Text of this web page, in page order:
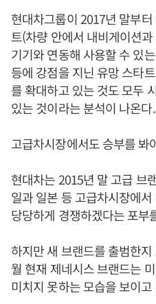
현대차그룹이 2017년 말부
트(차량 안에서 내비게이션
기기와 연동해 사용할 수 있
등에 강점을 지닌 유망 스타
를 확대하고 있는 것도 모두
있는 것이라는 분석이 나온다.
고급차시장에서도 승부를 봐
현대차는 2015년 말 고급 브
일과 일본 등 고급차시장에
당당하게 경쟁하겠다는 포부
하지만 새 브랜드를 출범한
월 현재 제네시스 브랜드는
미치지 못하는 모습을 보이고